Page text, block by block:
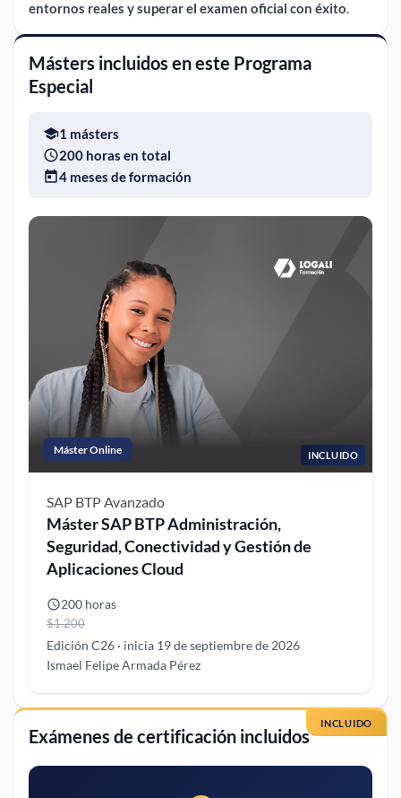
entornos reales y superar el examen oficial con éxito.
Másters incluidos en este Programa
Especial
1 másters
200 horas en total
4 meses de formación
Máster Online INCLUIDO
SAP BTPAvanzado
Máster SAP BTP Administración,
Seguridad, Conectividad y Gestión de
Aplicaciones Cloud
200 horas
$1.200
Edición C26 · inicia 19 de septiembre de 2026
Ismael Felipe Armada Pérez
INCLUIDO
Exámenes de certificación incluidos